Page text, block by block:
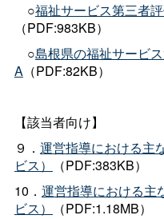
○福祉サービス第三者
（PDF:983KB）
○島根県の福祉サービ
A（PDF:82KB）
【該当者向け】
９． 運営指導における主
ビス）
（PDF:383KB）
10． 運営指導における主
ビス）
（PDF:1.18MB）